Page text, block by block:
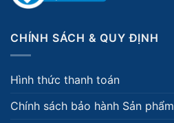
CHÍNH SÁCH & QUY ĐỊNH
Hình thức thanh toán
Chính sách bảo hành Sản phẩm